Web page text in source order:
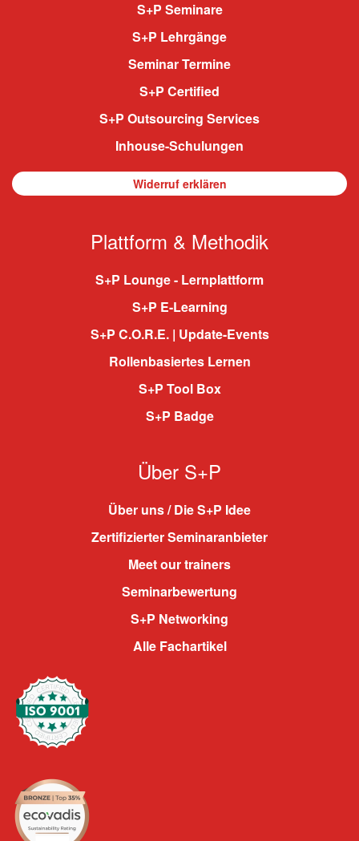
S+P Seminare
S+P Lehrgänge
Seminar Termine
S+P Certified
S+P Outsourcing Services
Inhouse-Schulungen
Widerruf erklären
Plattform & Methodik
S+P Lounge - Lernplattform
S+P E-Learning
S+P C.O.R.E. | Update-Events
Rollenbasiertes Lernen
S+P Tool Box
S+P Badge
Über S+P
Über uns / Die S+P Idee
Zertifizierter Seminaranbieter
Meet our trainers
Seminarbewertung
S+P Networking
Alle Fachartikel